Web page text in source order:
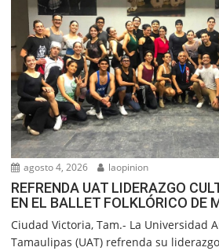
agosto 4, 2026 laopinion
REFRENDA UAT LIDERAZGO
EN EL BALLET FOLKLÓRICO DE
Ciudad Victoria, Tam.- La Universidad
Tamaulipas (UAT) refrenda su